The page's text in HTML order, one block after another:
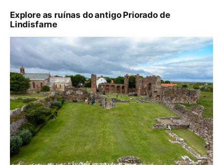
Explore as ruínas do antigo Priorado de
Lindisfarne